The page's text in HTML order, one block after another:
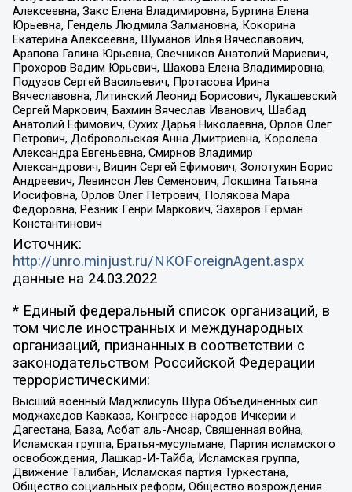
Алексеевна, Закс Елена Владимировна, Буртина Елена
Юрьевна, Гендель Людмила Залмановна, Кокорина
Екатерина Алексеевна, Шуманов Илья Вячеславович,
Арапова Галина Юрьевна, Свечников Анатолий Мариевич,
Прохоров Вадим Юрьевич, Шахова Елена Владимировна,
Подузов Сергей Васильевич, Протасова Ирина
Вячеславовна, Литинский Леонид Борисович, Лукашевский
Сергей Маркович, Бахмин Вячеслав Иванович, Шабад
Анатолий Ефимович, Сухих Дарья Николаевна, Орлов Олег
Петрович, Добровольская Анна Дмитриевна, Королева
Александра Евгеньевна, Смирнов Владимир
Александрович, Вицин Сергей Ефимович, Золотухин Борис
Андреевич, Левинсон Лев Семенович, Локшина Татьяна
Иосифовна, Орлов Олег Петрович, Полякова Мара
Федоровна, Резник Генри Маркович, Захаров Герман
Константинович
Источник:
http://unro.minjust.ru/NKOForeignAgent.aspx
данные на 24.03.2022
* Единый федеральный список организаций, в
том числе иностранных и международных
организаций, признанных в соответствии с
законодательством Российской Федерации
террористическими:
Высший военный Маджлисуль Шура Объединенных сил
моджахедов Кавказа, Конгресс народов Ичкерии и
Дагестана, База, Асбат аль-Ансар, Священная война,
Исламская группа, Братья-мусульмане, Партия исламского
освобождения, Лашкар-И-Тайба, Исламская группа,
Движение Талибан, Исламская партия Туркестана,
Общество социальных реформ, Общество возрождения